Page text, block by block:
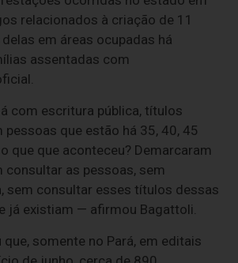
relacionados à criação de 11
em áreas ocupadas há
assentadas com
com escritura pública, títulos
que estão há 35, 40, 45
que que aconteceu? Demarcaram
consultar as pessoas, sem
sem consultar esses títulos dessas
já existiam — afirmou Bagattoli.
somente no Pará, em editais